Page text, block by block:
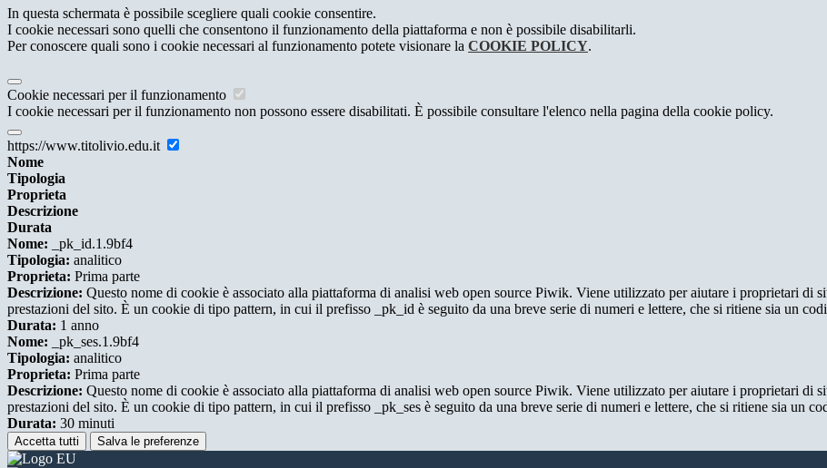
In questa schermata è possibile scegliere quali cookie consentire.
I cookie necessari sono quelli che consentono il funzionamento della piattaforma e non è possibile disabilitarli.
Per conoscere quali sono i cookie necessari al funzionamento potete visionare la COOKIE POLICY.
Cookie necessari per il funzionamento
I cookie necessari per il funzionamento non possono essere disabilitati. È possibile consultare l'elenco nella pagina della cookie policy.
https://www.titolivio.edu.it
Nome
Tipologia
Proprieta
Descrizione
Durata
Nome: _pk_id.1.9bf4
Tipologia: analitico
Proprieta: Prima parte
Descrizione: Questo nome di cookie è associato alla piattaforma di analisi web open source Piwik. Viene utilizzato per aiutare i proprietari di
prestazioni del sito. È un cookie di tipo pattern, in cui il prefisso _pk_id è seguito da una breve serie di numeri e lettere, che si ritiene sia un
Durata: 1 anno
Nome: _pk_ses.1.9bf4
Tipologia: analitico
Proprieta: Prima parte
Descrizione: Questo nome di cookie è associato alla piattaforma di analisi web open source Piwik. Viene utilizzato per aiutare i proprietari di
prestazioni del sito. È un cookie di tipo pattern, in cui il prefisso _pk_ses è seguito da una breve serie di numeri e lettere, che si ritiene sia un
Durata: 30 minuti
Accetta tutti Salva le preferenze